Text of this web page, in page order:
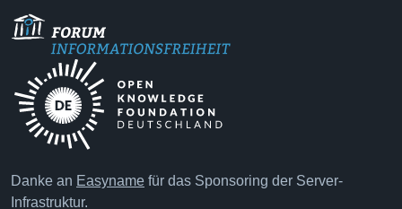
Danke an Easyname für das Sponsoring der Server-
Infrastruktur.